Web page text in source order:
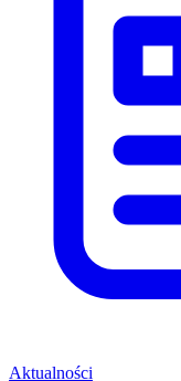
Aktualności